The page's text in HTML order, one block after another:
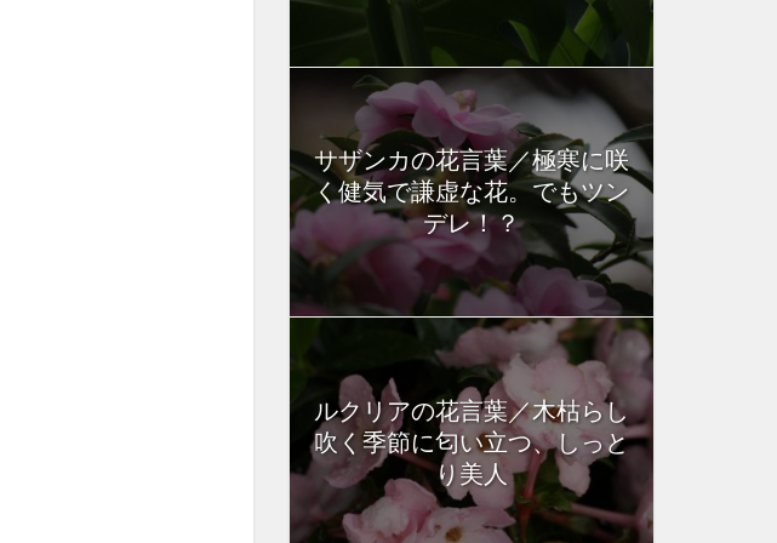
サザンカの花言葉／極寒に咲
く健気で謙虚な花。でもツン
デレ！？
ルクリアの花言葉／木枯らし
吹く季節に匂い立つ、しっと
り美人